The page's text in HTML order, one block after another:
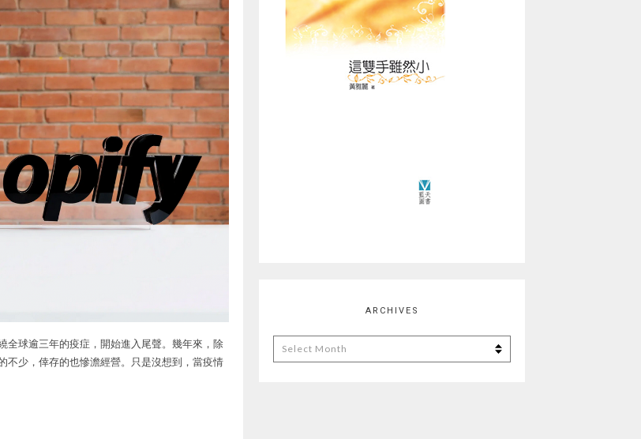
全球逾三年的疫症，開始進入尾聲。幾年來，除
不少，倖存的也慘澹經營。只是沒想到，當疫情
ARCHIVES
Archives